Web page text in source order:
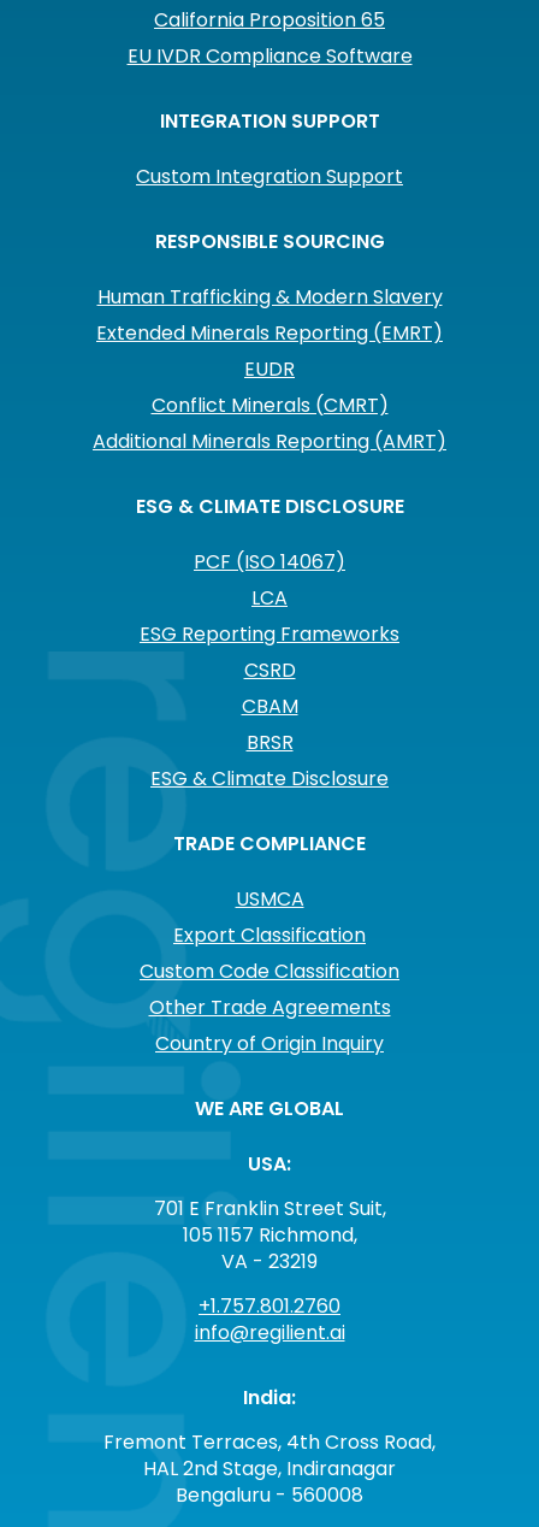
California Proposition 65
EU IVDR Compliance Software
INTEGRATION SUPPORT
Custom Integration Support
RESPONSIBLE SOURCING
Human Trafficking & Modern Slavery
Extended Minerals Reporting (EMRT)
EUDR
Conflict Minerals (CMRT)
Additional Minerals Reporting (AMRT)
ESG & CLIMATE DISCLOSURE
PCF (ISO 14067)
LCA
ESG Reporting Frameworks
CSRD
CBAM
BRSR
ESG & Climate Disclosure
TRADE COMPLIANCE
USMCA
Export Classification
Custom Code Classification
Other Trade Agreements
Country of Origin Inquiry
WE ARE GLOBAL
USA:
701 E Franklin Street Suit,
105 1157 Richmond,
VA - 23219
+1.757.801.2760
info@regilient.ai
India:
Fremont Terraces, 4th Cross Road,
HAL 2nd Stage, Indiranagar
Bengaluru - 560008